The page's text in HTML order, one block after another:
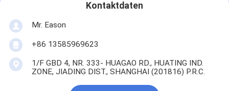
Kontaktdaten
Mr. Eason
+86 13585969623
1/F GBD 4, NR. 333- HUAGAO RD., HUATING IND.
ZONE, JIADING DIST., SHANGHAI (201816) P.R.C.